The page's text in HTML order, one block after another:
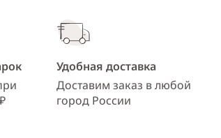
Удобная доставка
Доставим заказ в любой
город России